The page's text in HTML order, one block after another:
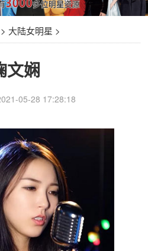
大陆女明星 >
文娴
05-28 17:28:18